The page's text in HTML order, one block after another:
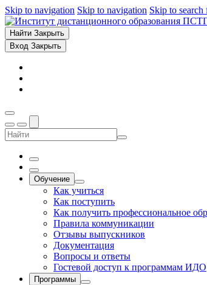
Skip to navigation Skip to navigation Skip to search
Найти Закрыть
Вход Закрыть
Обучение
Как учиться
Как поступить
Как получить профессиональное
Правила коммуникации
Отзывы выпускников
Документация
Вопросы и ответы
Гостевой доступ к программам ИДО
Программы